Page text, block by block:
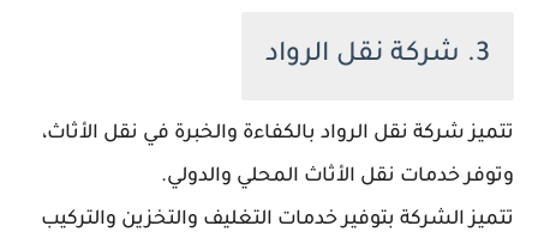
3. شركة نقل الرواد
تتميز شركة نقل الرواد بالكفاءة والخبرة في نقل الأثاث،
وتوفر خدمات نقل الأثاث المحلي والدولي.
تتميز الشركة بتوفير خدمات التغليف والتخزين والتركيب